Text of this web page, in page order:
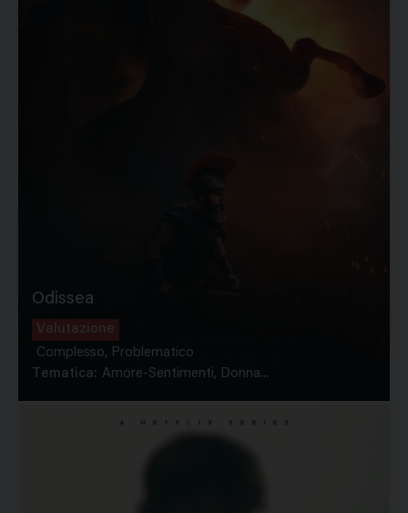
Odissea
Valutazione
Complesso, Problematico
Tematica: Amore-Sentimenti, Donna...